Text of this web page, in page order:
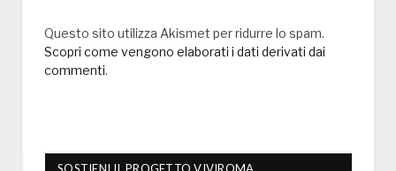
Questo sito utilizza Akismet per ridurre lo spam.
Scopri come vengono elaborati i dati derivati dai
commenti.
SOSTIENI IL PROGETTO VIVIROMA